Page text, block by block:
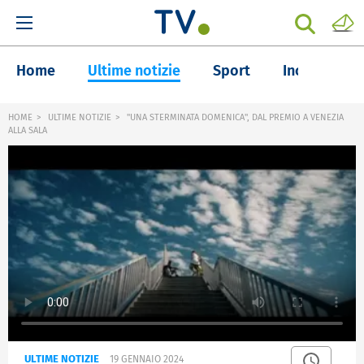
Home Ultime notizie Sport Inchieste
HOME ULTIME NOTIZIE
"UNA STERMINATA DOMENICA", DAL PREMIO A VENEZIA
ALLA SALA
ULTIME NOTIZIE 19 GENNAIO 2024